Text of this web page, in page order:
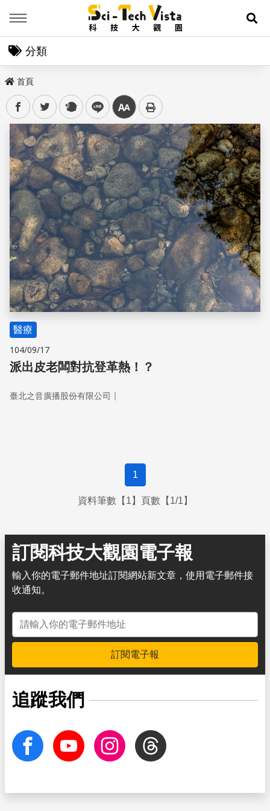
展
分類
首頁
facebooktwitter plurk line 中
儲存
醫療
104/09/17
派出皮老闆對抗登革熱！？
臺北之音廣播股份有限公司 ｜
1
資料筆數【1】頁數【1/1】
訂閱科技大觀園電子報
輸入你的電子郵件地址訂閱網站新文章，使用電子郵件接
收通知。
電子郵件地址
訂閱電子報
追蹤我們
facebook Youtube InstagramThreads